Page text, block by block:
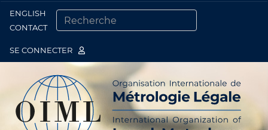
ENGLISH
CONTACT
SE CONNECTER